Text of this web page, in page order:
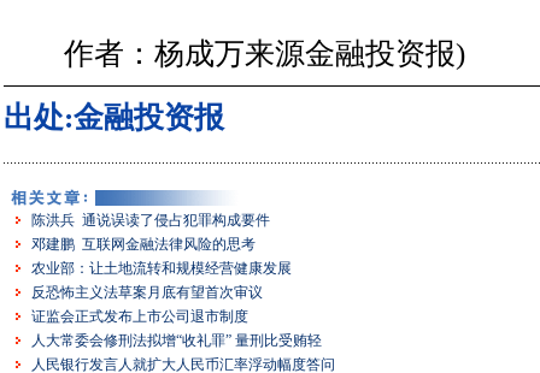
作者：杨成万来源金融投资报)
出处:金融投资报
陈洪兵 通说误读了侵占犯罪构成要件
邓建鹏 互联网金融法律风险的思考
农业部：让土地流转和规模经营健康发展
反恐怖主义法草案月底有望首次审议
证监会正式发布上市公司退市制度
人大常委会修刑法拟增“收礼罪” 量刑比受贿轻
人民银行发言人就扩大人民币汇率浮动幅度答问